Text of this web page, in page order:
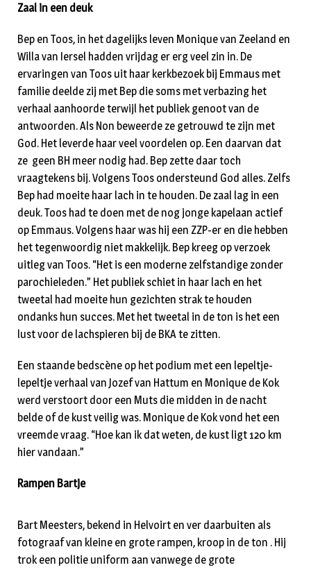
Zaal in een deuk
Bep en Toos, in het dagelijks leven Monique van Zeeland en
Willa van Iersel hadden vrijdag er erg veel zin in. De
ervaringen van Toos uit haar kerkbezoek bij Emmaus met
familie deelde zij met Bep die soms met verbazing het
verhaal aanhoorde terwijl het publiek genoot van de
antwoorden. Als Non beweerde ze getrouwd te zijn met
God. Het leverde haar veel voordelen op. Een daarvan dat
ze geen BH meer nodig had. Bep zette daar toch
vraagtekens bij. Volgens Toos ondersteund God alles. Zelfs
Bep had moeite haar lach in te houden. De zaal lag in een
deuk. Toos had te doen met de nog jonge kapelaan actief
op Emmaus. Volgens haar was hij een ZZP-er en die hebben
het tegenwoordig niet makkelijk. Bep kreeg op verzoek
uitleg van Toos. “Het is een moderne zelfstandige zonder
parochieleden.” Het publiek schiet in haar lach en het
tweetal had moeite hun gezichten strak te houden
ondanks hun succes. Met het tweetal in de ton is het een
lust voor de lachspieren bij de BKA te zitten.
Een staande bedscène op het podium met een lepeltje-
lepeltje verhaal van Jozef van Hattum en Monique de Kok
werd verstoort door een Muts die midden in de nacht
belde of de kust veilig was. Monique de Kok vond het een
vreemde vraag. “Hoe kan ik dat weten, de kust ligt 120 km
hier vandaan.”
Rampen Bartje
Bart Meesters, bekend in Helvoirt en ver daarbuiten als
fotograaf van kleine en grote rampen, kroop in de ton . Hij
trok een politie uniform aan vanwege de grote